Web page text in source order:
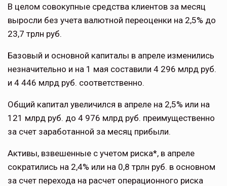
В целом совокупные средства клиентов за месяц
выросли без учета валютной переоценки на 2,5% до
23,7 трлн руб.
Базовый и основной капиталы в апреле изменились
незначительно и на 1 мая составили 4 296 млрд руб.
и 4 446 млрд руб. соответственно.
Общий капитал увеличился в апреле на 2,5% или на
121 млрд руб. до 4 976 млрд руб. преимущественно
за счет заработанной за месяц прибыли.
Активы, взвешенные с учетом риска*, в апреле
сократились на 2,4% или на 0,8 трлн руб. в основном
за счет перехода на расчет операционного риска